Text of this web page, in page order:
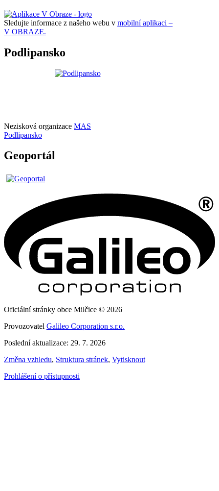
Sledujte informace z našeho webu v mobilní aplikaci –
V OBRAZE.
Podlipansko
Nezisková organizace MAS
Podlipansko
Geoportál
Oficiální stránky obce Milčice © 2026
Provozovatel Galileo Corporation s.r.o.
Poslední aktualizace: 29. 7. 2026
Změna vzhledu, Struktura stránek, Vytisknout
Prohlášení o přístupnosti